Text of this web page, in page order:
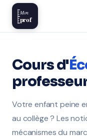
Mon
prof
Cours d'
Votre enfant peine
au collège ? Les
mécanismes du